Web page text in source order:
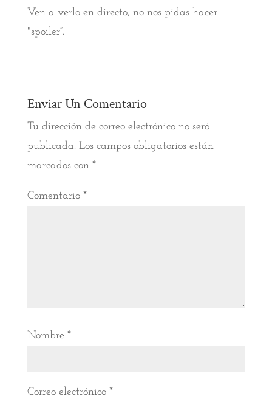
Ven a verlo en directo, no nos pidas hacer
"spoiler”.
Enviar Un Comentario
Tu dirección de correo electrónico no será
publicada. Los campos obligatorios están
marcados con *
Comentario *
Nombre *
Correo electrónico *